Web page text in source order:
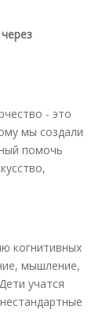
через
- это
мы создали
помочь
когнитивных
мышление,
учатся